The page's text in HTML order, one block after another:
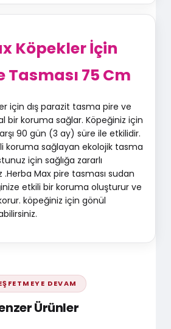
Köpekler İçin
Tasması 75 Cm
için dış parazit tasma pire ve
bir koruma sağlar. Köpeğiniz için
90 gün (3 ay) süre ile etkilidir.
koruma sağlayan ekolojik tasma
için sağlığa zararlı
Max pire tasması sudan
etkili bir koruma oluşturur ve
köpeğiniz için gönül
DEVAM
Ürünler